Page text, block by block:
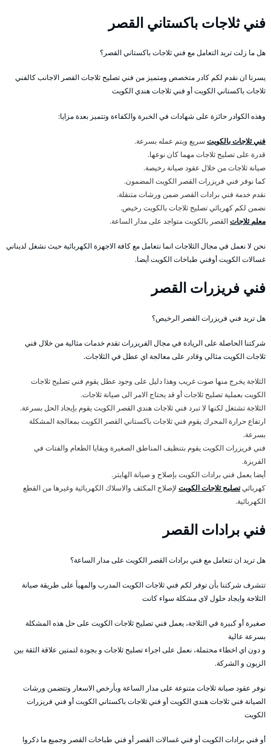
فني ثلاجات باكستاني القصر
هل ما زلت تريد التعامل مع فني ثلاجات باكستاني القصر؟
يسرنا ان نقدم لكم كادر متخصص ومتميز من فني تصليح ثلاجات القصر الاجانب كالفني
ثلاجات باكستاني الكويت أو فني ثلاجات هندي الكويت
وهذه الكوادر حائزة على شهادات في الخبرة والكفاءة وتتميز بعدة مزايا:
فني ثلاجات بالكويت سريع ويتم عمله بسرعة.
قدرة على تصليح ثلاجات مهما كان نوعها.
صيانة ثلاجات من خلال عقود صيانة رخيصة.
كما نوفر فني فريزرات القصر الكويت المضمون.
نقدم خدمة فني برادات القصر ضمن ورشات متنقلة.
نضمن لكم كهربائي تصليح ثلاجات بالكويت رخيص.
معلم ثلاجاتالقصر بالكويت متواجد على مدار الساعة.
نحن لا نعمل في مجال الثلاجات انما نتعامل مع كافة الاجهزة الكهربائية حيث نشغل لديناني
غسالات الكويت أوفني طباخات الكويت أيضا.
فني فريزرات القصر
هل تريد فني فريزرات القصر الرخيص؟
شركتنا الحاصلة على الريادة في مجال الفريزرات تقدم خدمات مثالية من خلال فني
ثلاجات الكويت مثالي وقادر على معالجة اي عطل في الثلاجات.
الثلاجة يخرج منها صوت غريب وهذا دليل على وجود عطل يقوم فني تصليح ثلاجات
الكويت بعملية تصليح ثلاجات أو قد يحتاج الامر الى صيانة ثلاجات.
الثلاجة تشتغل لكنها لا تبرد فني ثلاجات هندي القصر الكويت يقوم بإيجاد الحل بسرعة.
ارتفاع حرارة المحرك يقوم فني ثلاجات باكستاني القصر الكويت بمعالجة المشكلة
بسرعة.
فني فريزرات الكويت يقوم بتنظيف المناطق الصغيرة وبقايا الطعام والفتات في
الفريزة.
أيضا يعمل فني برادات الكويت بإصلاح و صيانة الهايتر.
كهربائيتصليح ثلاجات الكويت لإصلاح المكثف والاسلاك الكهربائية وغيرها من القطع
الكهربائية.
فني برادات القصر
هل تريد ان تتعامل مع فني برادات القصر الكويت على مدار الساعة؟
تتشرف شركتنا بأن توفر لكم فني ثلاجات الكويت المدرب والمهيأ على طريقة صيانة
الثلاجة وايجاد حلول لاي مشكلة سواء كانت
صغيرة أو كبيرة في الثلاجة، يعمل فني تصليح ثلاجات الكويت على حل هذه المشكلة
بسرعة عالية
و دون اي اخطاء محتملة، نعمل على اجراء تصليح ثلاجات و بجودة لتمتين علاقة الثقة بين
الزبون و الشركة.
نوفر عقود صيانة ثلاجات متنوعة على مدار الساعة وبأرخص الاسعار وتتضمن ورشات
الصيانة فني ثلاجات هندي الكويت أو فني ثلاجات باكستاني الكويت أو فني فريزرات
الكويت
أو فني برادات الكويت أو فني غسالات القصر أو فني طباخات القصر وجميع ما ذكروا